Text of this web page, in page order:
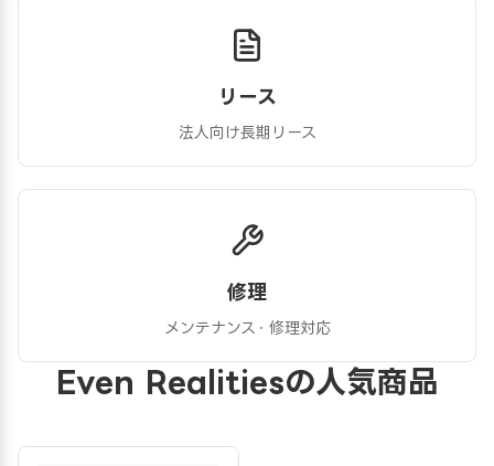
リース
法人向け長期リース
修理
メンテナンス・修理対応
Even Realitiesの人気商品